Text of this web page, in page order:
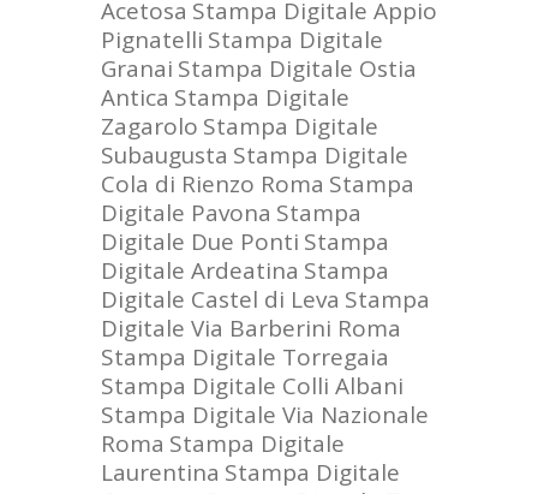
Acetosa Stampa Digitale Appio
Pignatelli Stampa Digitale
Granai Stampa Digitale Ostia
Antica Stampa Digitale
Zagarolo Stampa Digitale
Subaugusta Stampa Digitale
Cola di Rienzo Roma Stampa
Digitale Pavona Stampa
Digitale Due Ponti Stampa
Digitale Ardeatina Stampa
Digitale Castel di Leva Stampa
Digitale Via Barberini Roma
Stampa Digitale Torregaia
Stampa Digitale Colli Albani
Stampa Digitale Via Nazionale
Roma Stampa Digitale
Laurentina Stampa Digitale